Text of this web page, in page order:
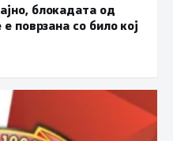
блокадата од
поврзана со било кој